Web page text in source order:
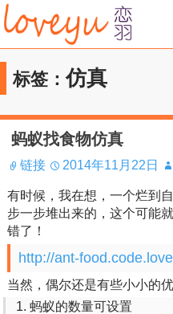
跳
过
内
容标签：仿真
蚂蚁找食物仿真
链接 2014年11月22日
有时候，我在想，一个烂到
步一步堆出来的，这个可能
错了！
http://ant-
当然，偶尔还是有些小小的
蚂蚁的数量可设置